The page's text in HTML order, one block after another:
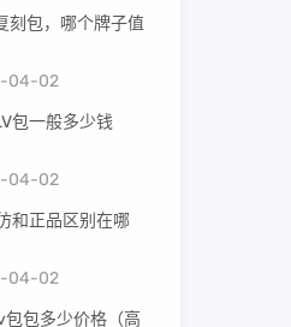
刻包，哪个牌子值
04-02
包一般多少钱
04-02
和正品区别在哪
04-02
包包多少价格（高